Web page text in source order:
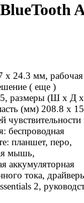
24.3 мм, рабочая
( еще )
размеры (Ш x Д
(мм) 208.8 х
чувствительности
беспроводная
планшет, перо,
мышь,
аккумуляторная
тока,
2,